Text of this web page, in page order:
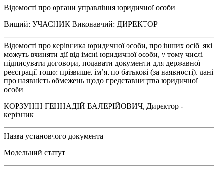
Відомості про органи управління юридичної особи
Вищий: УЧАСНИК Виконавчий: ДИРЕКТОР
Відомості про керівника юридичної особи, про інших осіб, які
можуть вчиняти дії від імені юридичної особи, у тому числі
підписувати договори, подавати документи для державної
реєстрації тощо: прізвище, ім’я, по батькові (за наявності), дані
про наявність обмежень щодо представництва юридичної
особи
КОРЗУНІН ГЕННАДІЙ ВАЛЕРІЙОВИЧ, Директор -
керівник
Назва установчого документа
Модельний статут